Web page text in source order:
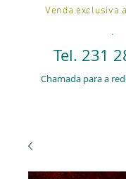
Venda exclusiva
.
Tel. 231
Chamada para a